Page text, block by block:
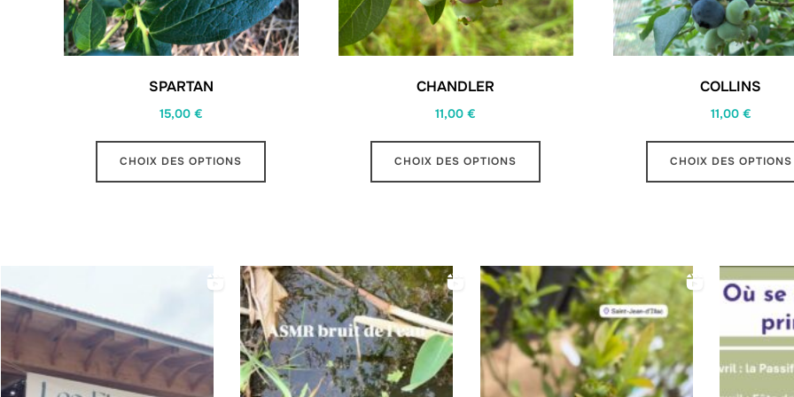
SPARTAN
15,00 €
CHOIX DES OPTIONS
Ce
Les
options
peuvent
être
choisies
sur
CHANDLER
11,00€
CHOIX DES OPTIONS
Ce
Les
options
peuvent
être
choisies
sur
COLLINS
11,00 €
CHOIX DES OPTIONS